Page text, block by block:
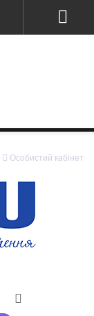
Особистий кабінет